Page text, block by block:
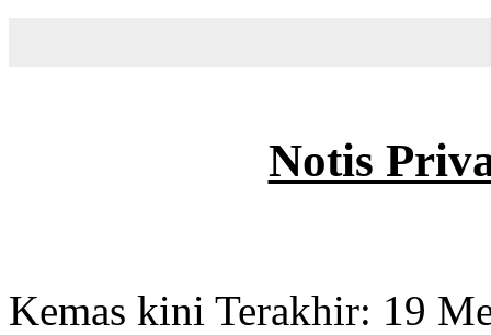
Notis
Kemas kini Terakhir: 19